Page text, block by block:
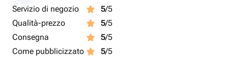
Servizio di negozio 5/5
Qualità-prezzo
5/5
Consegna
5/5
Come pubblicizzato
5/5